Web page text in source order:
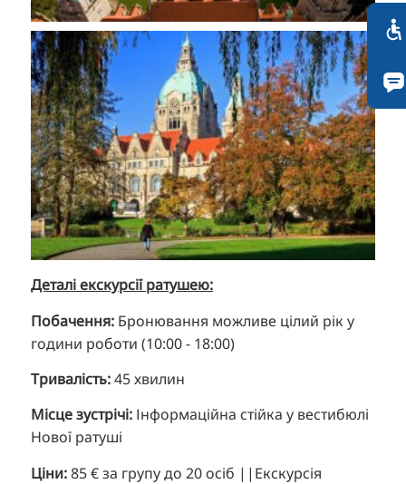
Деталі екскурсії ратушею:
Побачення: Бронювання можливе цілий рік у
години роботи (10:00 - 18:00)
Тривалість:45 хвилин
Місце зустрічі: Інформаційна стійка у вестибюлі
Нової ратуші
Ціни:85 € за групу до 20 осіб ||Екскурсія